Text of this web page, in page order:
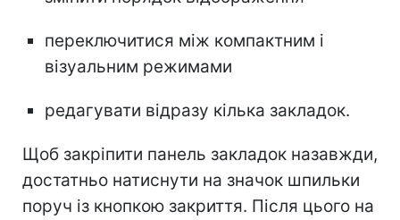
переключитися між компактним і
візуальним режимами
редагувати відразу кілька закладок.
Щоб закріпити панель закладок назавжди,
достатньо натиснути на значок шпильки
поруч із кнопкою закриття. Після цього на